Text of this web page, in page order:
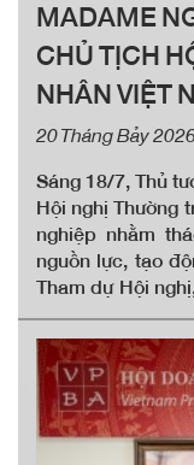
MADAME
CHỦ TỊCH
NHÂN VIỆT
ĐOÀN BRG
NGUỒN
TRƯỞNG
TRỰC
DOANH
20 Tháng Bảy
Sáng 18/7, Thủ
Hội nghị Thường
nghiệp nhằm
nguồn lực, tạo
Tham dự Hội
cộng đồng
pháp trọng tâm
góp phần hiện
con số trong giai